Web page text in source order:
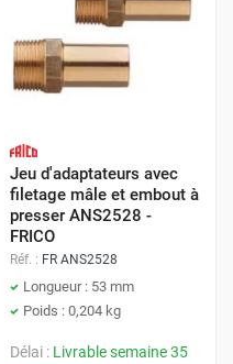
Jeu d'adaptateurs avec
filetage mâle et embout à
presser ANS2528 -
FRICO
Réf. : FR ANS2528
Longueur : 53 mm
Poids : 0,204 kg
Délai : Livrable semaine 35